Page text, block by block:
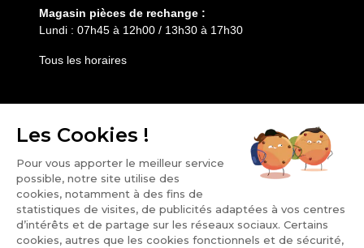
Magasin pièces de rechange :
Lundi : 07h45 à 12h00 / 13h30 à 17h30
Tous les horaires
Entretien
Services
HESS AUTOMOBILE
Notre groupe
Nos points de vente
Carrière